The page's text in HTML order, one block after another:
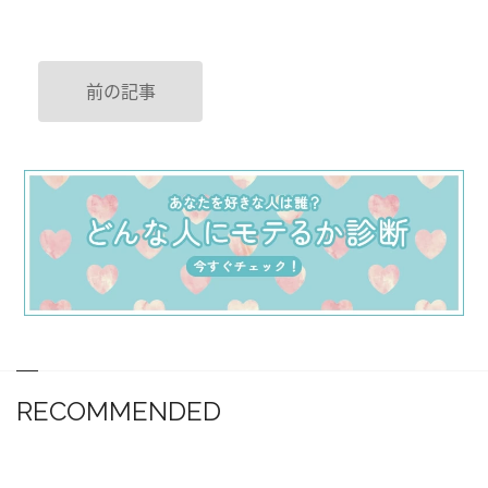
前の記事
RECOMMENDED